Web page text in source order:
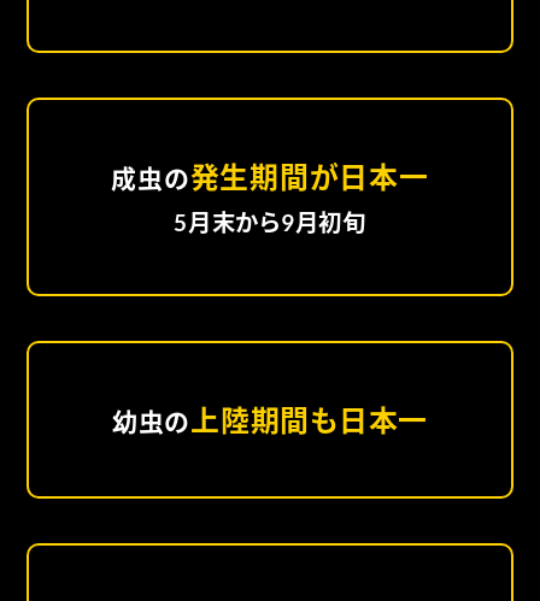
成虫の発生期間が日本一
5月末から9月初旬
幼虫の上陸期間も日本一